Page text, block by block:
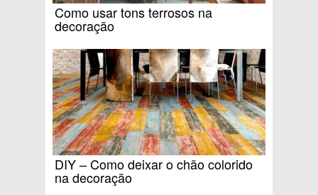
Como usar tons terrosos na
decoração
DIY – Como deixar o chão colorido
na decoração